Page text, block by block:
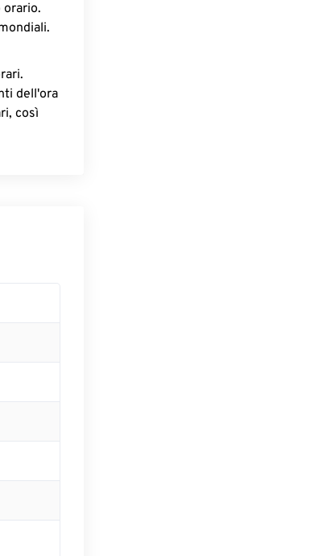
orario.
dell'ora
così